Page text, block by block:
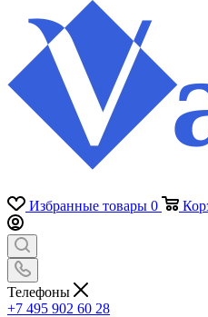
Избранные товары 0
Телефоны
+7 495 902 60 28